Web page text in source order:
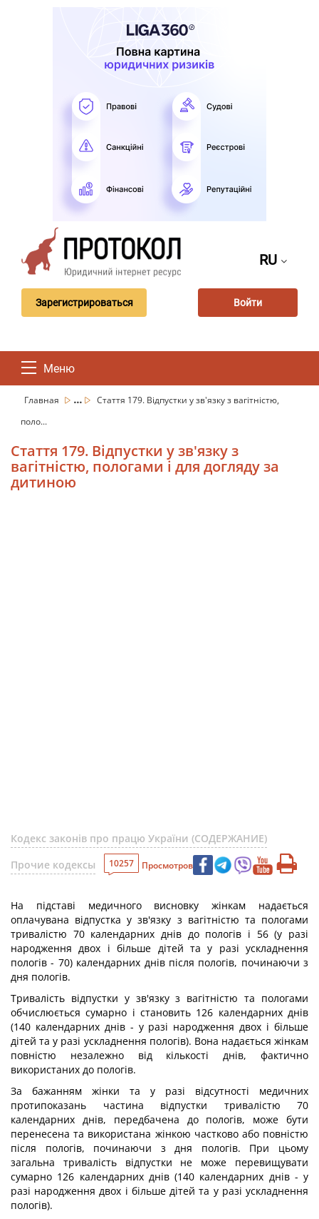
RU
Зарегистрироваться Войти
Меню
Главная ...
Стаття 179. Відпустки у зв'язку з вагітністю,
поло...
Стаття 179. Відпустки у зв'язку з
вагітністю, пологами і для догляду за
дитиною
Кодекс законів про працю України (СОДЕРЖАНИЕ)
Прочие кодексы
10257 Просмотров
На підставі медичного висновку жінкам надається
оплачувана відпустка у зв'язку з вагітністю та пологами
тривалістю 70 календарних днів до пологів і 56 (у разі
народження двох і більше дітей та у разі ускладнення
пологів - 70) календарних днів після пологів, починаючи з
дня пологів.
Тривалість відпустки у зв'язку з вагітністю та пологами
обчислюється сумарно і становить 126 календарних днів
(140 календарних днів - у разі народження двох і більше
дітей та у разі ускладнення пологів). Вона надається жінкам
повністю незалежно від кількості днів, фактично
використаних до пологів.
За бажанням жінки та у разі відсутності медичних
протипоказань частина відпустки тривалістю 70
календарних днів, передбачена до пологів, може бути
перенесена та використана жінкою частково або повністю
після пологів, починаючи з дня пологів. При цьому
загальна тривалість відпустки не може перевищувати
сумарно 126 календарних днів (140 календарних днів - у
разі народження двох і більше дітей та у разі ускладнення
пологів).